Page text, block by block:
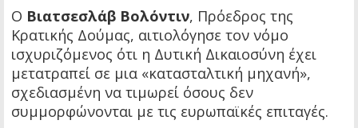
Ο Βιατσεσλάβ Βολόντιν, Πρόεδρος της
Κρατικής Δούμας, αιτιολόγησε τον νόμο
ισχυριζόμενος ότι η Δυτική Δικαιοσύνη έχει
μετατραπεί σε μια «κατασταλτική μηχανή»,
σχεδιασμένη να τιμωρεί όσους δεν
συμμορφώνονται με τις ευρωπαϊκές επιταγές.